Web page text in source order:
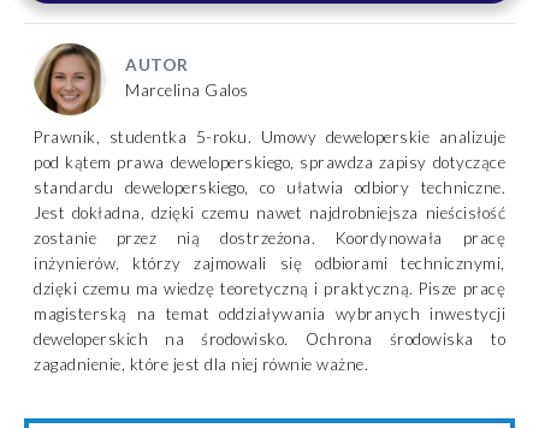
AUTOR
Marcelina Galos
Prawnik, studentka 5-roku. Umowy deweloperskie analizuje
pod kątem prawa deweloperskiego, sprawdza zapisy dotyczące
standardu deweloperskiego, co ułatwia odbiory techniczne.
Jest dokładna, dzięki czemu nawet najdrobniejsza nieścisłość
zostanie przez nią dostrzeżona. Koordynowała pracę
inżynierów, którzy zajmowali się odbiorami technicznymi,
dzięki czemu ma wiedzę teoretyczną i praktyczną. Pisze pracę
magisterską na temat oddziaływania wybranych inwestycji
deweloperskich na środowisko. Ochrona środowiska to
zagadnienie, które jest dla niej równie ważne.